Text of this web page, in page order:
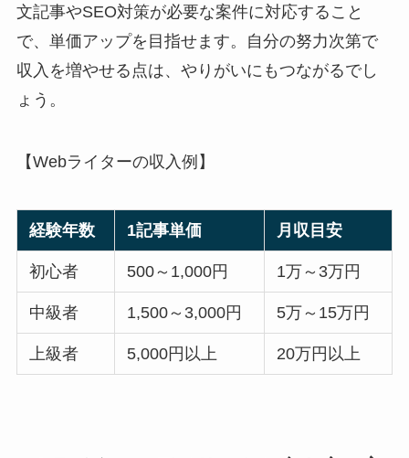
文記事やSEO対策が必要な案件に対応すること
で、単価アップを目指せます。自分の努力次第で
収入を増やせる点は、やりがいにもつながるでし
ょう。
【Webライターの収入例】
経験年数 1記事単価 月収目安
初心者 500～1,000円 1万～3万円
中級者 1,500～3,000円 5万～15万円
上級者 5,000円以上 20万円以上